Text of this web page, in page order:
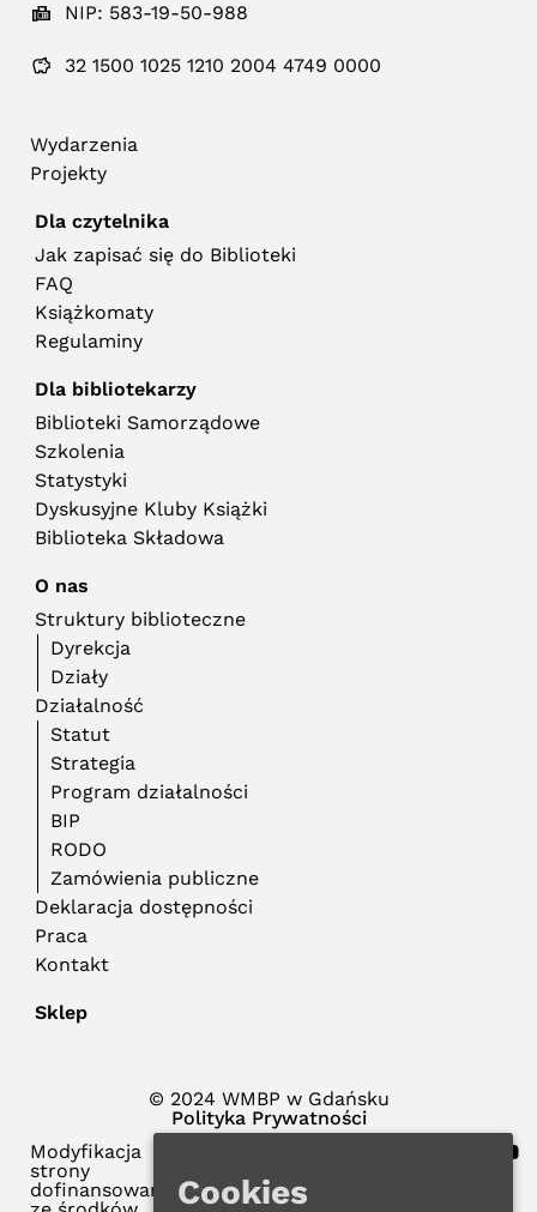
NIP: 583-19-50-988
32 1500 1025 1210 2004 4749 0000
Wydarzenia
Projekty
Dla czytelnika
Jak zapisać się do Biblioteki
FAQ
Książkomaty
Regulaminy
Dla bibliotekarzy
Biblioteki Samorządowe
Szkolenia
Statystyki
Dyskusyjne Kluby Książki
Biblioteka Składowa
O nas
Struktury biblioteczne
Dyrekcja
Działy
Działalność
Statut
Strategia
Program działalności
BIP
RODO
Zamówienia publiczne
Deklaracja dostępności
Praca
Kontakt
Sklep
© 2024 WMBP w Gdańsku
Polityka Prywatności
Modyfikacja
strony
dofinansowana
Cookies